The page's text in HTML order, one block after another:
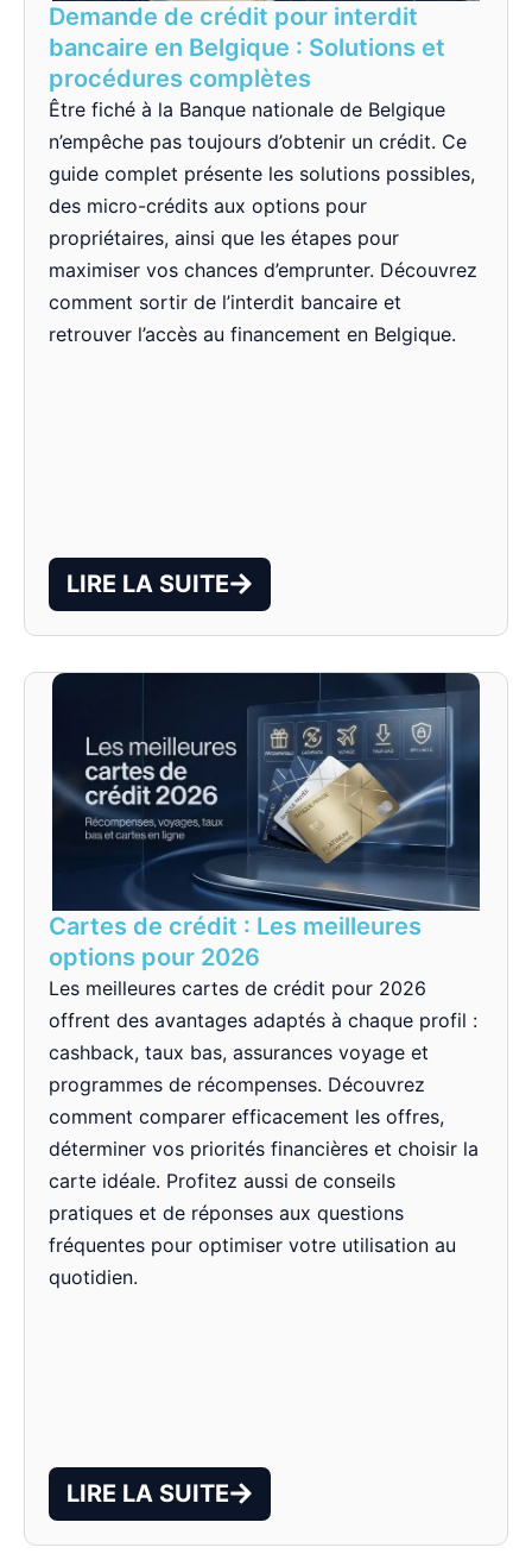
Demande de crédit pour interdit
bancaire en Belgique : Solutions et
procédures complètes
Être fiché à la Banque nationale de Belgique
n’empêche pas toujours d’obtenir un crédit. Ce
guide complet présente les solutions possibles,
des micro-crédits aux options pour
propriétaires, ainsi que les étapes pour
maximiser vos chances d’emprunter. Découvrez
comment sortir de l’interdit bancaire et
retrouver l’accès au financement en Belgique.
LIRE LA SUITE
Cartes de crédit : Les meilleures
options pour 2026
Les meilleures cartes de crédit pour 2026
offrent des avantages adaptés à chaque profil :
cashback, taux bas, assurances voyage et
programmes de récompenses. Découvrez
comment comparer efficacement les offres,
déterminer vos priorités financières et choisir la
carte idéale. Profitez aussi de conseils
pratiques et de réponses aux questions
fréquentes pour optimiser votre utilisation au
quotidien.
LIRE LA SUITE